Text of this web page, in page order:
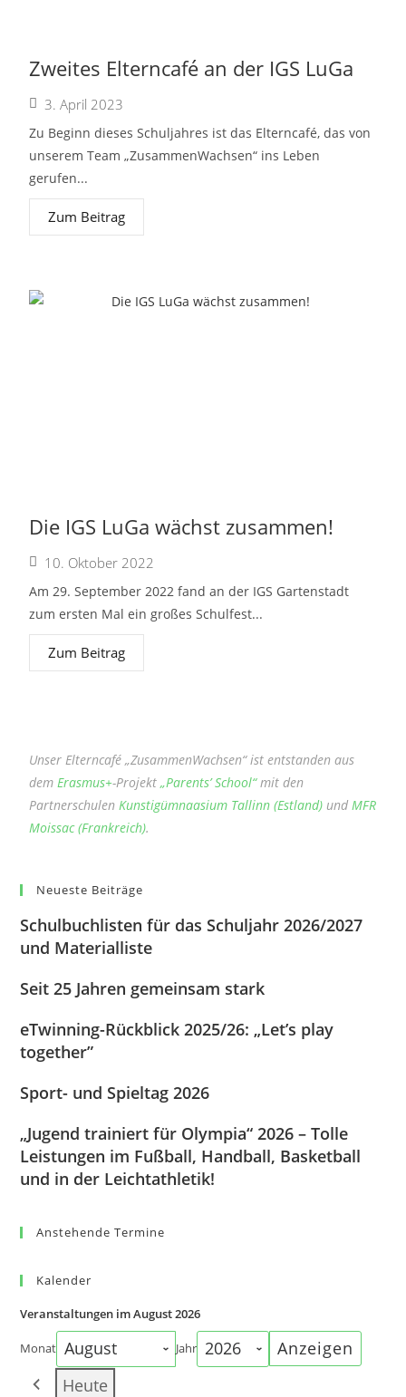
Zweites Elterncafé an der IGS LuGa
3. April 2023
Zu Beginn dieses Schuljahres ist das Elterncafé, das von
unserem Team „ZusammenWachsen“ ins Leben
gerufen...
Zum Beitrag
Die IGS LuGa wächst zusammen!
10. Oktober 2022
Am 29. September 2022 fand an der IGS Gartenstadt
zum ersten Mal ein großes Schulfest...
Zum Beitrag
Unser Elterncafé „ZusammenWachsen“ ist entstanden aus
dem Erasmus+-Projekt„Parents’ School“mit den
Partnerschulen Kunstigümnaasium Tallinn (Estland) und MFR
Moissac (Frankreich).
Neueste Beiträge
Schulbuchlisten für das Schuljahr 2026/2027
und Materialliste
Seit 25 Jahren gemeinsam stark
eTwinning-Rückblick 2025/26: „Let’s play
together”
Sport- und Spieltag 2026
„Jugend trainiert für Olympia“ 2026 – Tolle
Leistungen im Fußball, Handball, Basketball
und in der Leichtathletik!
Anstehende Termine
Kalender
Veranstaltungen im August 2026
Monat Jahr
Heute